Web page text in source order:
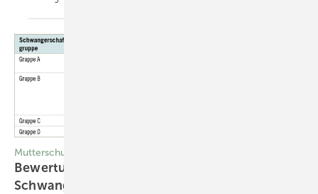
Mutterschutz
Bewertung von Biomonitoring­ergebnissen bei
Schwangeren